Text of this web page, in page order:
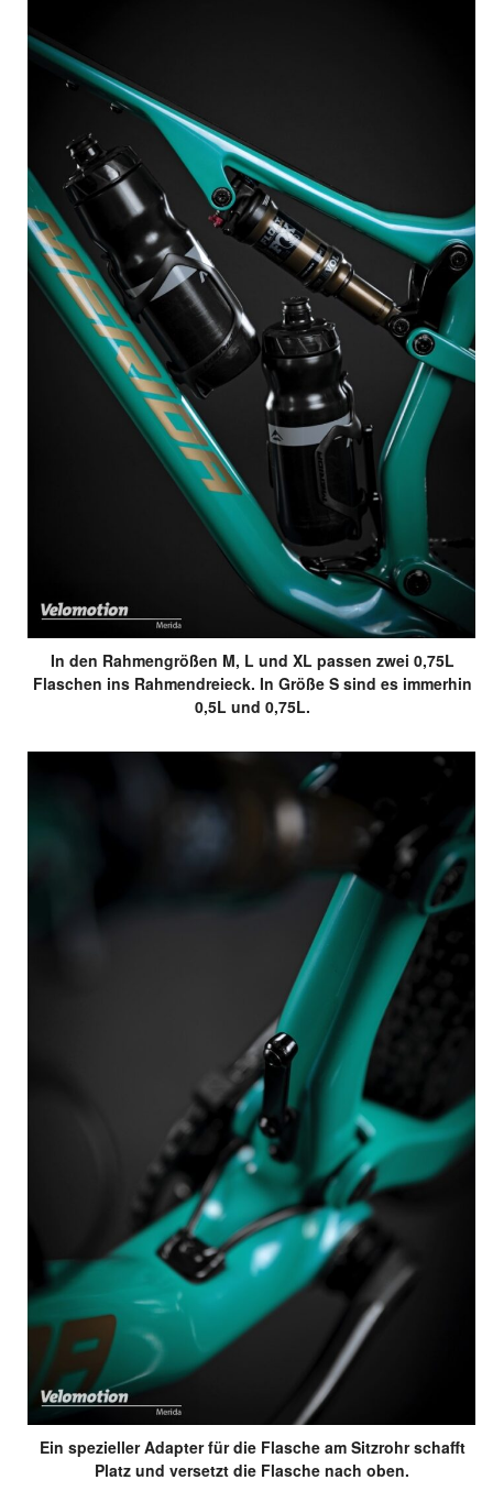
In den Rahmengrößen M, L und XL passen zwei 0,75L
Flaschen ins Rahmendreieck. In Größe S sind es immerhin
0,5L und 0,75L.
Ein spezieller Adapter für die Flasche am Sitzrohr schafft
Platz und versetzt die Flasche nach oben.